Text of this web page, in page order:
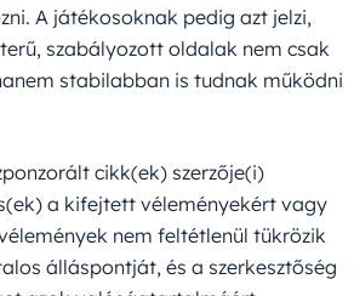
A játékosoknak pedig azt jelzi,
szabályozott oldalak nem csak
stabilabban is tudnak működni
cikk(ek) szerzője(i)
a kifejtett véleményekért vagy
nem feltétlenül tükrözik
álláspontját, és a szerkesztőség